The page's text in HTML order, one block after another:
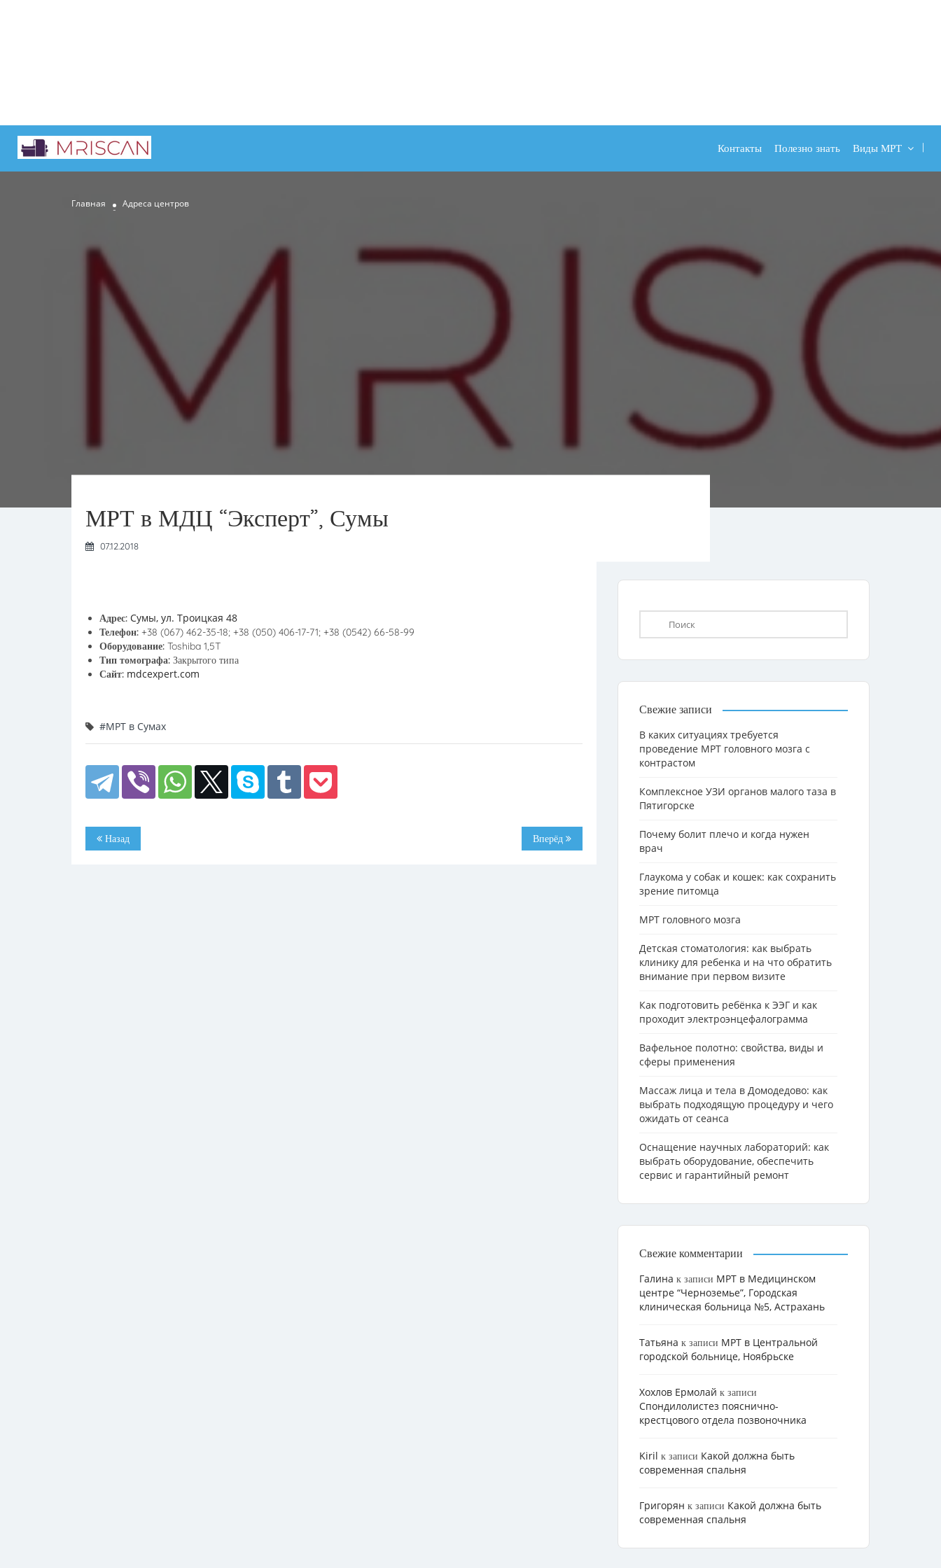
Контакты Полезно знать Виды МРТ
Главная Адреса центров
МРТ в МДЦ “Эксперт”, Сумы
07.12.2018
Адрес: Сумы, ул. Троицкая 48
Телефон: +38 (067) 462-35-18; +38 (050) 406-17-71; +38 (0542) 66-58-99
Оборудование: Toshiba 1,5T
Тип томографа: Закрытого типа
Сайт: mdcexpert.com
#МРТ в Сумах
Назад Вперёд
Свежие записи
В каких ситуациях требуется
проведение МРТ головного мозга с
контрастом
Комплексное УЗИ органов малого таза в
Пятигорске
Почему болит плечо и когда нужен
врач
Глаукома у собак и кошек: как сохранить
зрение питомца
МРТ головного мозга
Детская стоматология: как выбрать
клинику для ребенка и на что обратить
внимание при первом визите
Как подготовить ребёнка к ЭЭГ и как
проходит электроэнцефалограмма
Вафельное полотно: свойства, виды и
сферы применения
Массаж лица и тела в Домодедово: как
выбрать подходящую процедуру и чего
ожидать от сеанса
Оснащение научных лабораторий: как
выбрать оборудование, обеспечить
сервис и гарантийный ремонт
Свежие комментарии
Галина к записи МРТ в Медицинском
центре “Черноземье”, Городская
клиническая больница №5, Астрахань
Татьяна к записи МРТ в Центральной
городской больнице, Ноябрьске
Хохлов Ермолай к записи
Cпондилолистез пояснично-
крестцового отдела позвоночника
Kiril к записи Какой должна быть
современная спальня
Григорян к записи Какой должна быть
современная спальня